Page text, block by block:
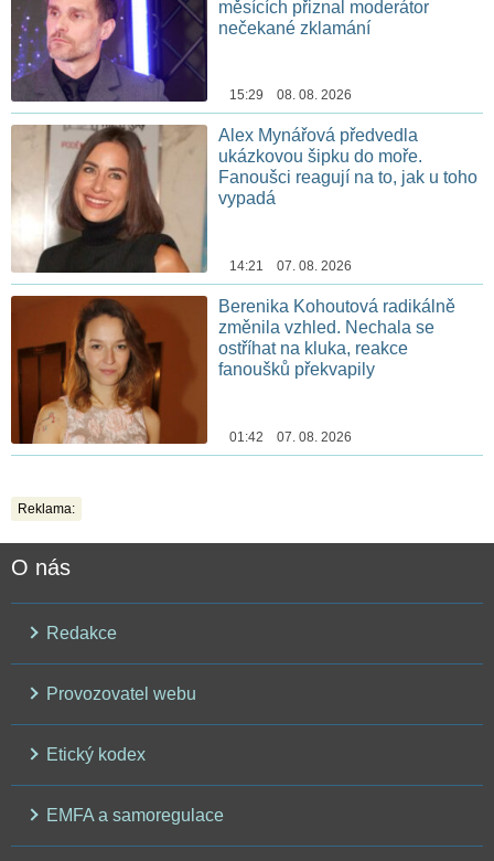
měsících přiznal moderátor
nečekané zklamání
15:29 08. 08. 2026
Alex Mynářová předvedla
ukázkovou šipku do moře.
Fanoušci reagují na to, jak u toho
vypadá
14:21 07. 08. 2026
Berenika Kohoutová radikálně
změnila vzhled. Nechala se
ostříhat na kluka, reakce
fanoušků překvapily
01:42 07. 08. 2026
Reklama:
O nás
Redakce
Provozovatel webu
Etický kodex
EMFA a samoregulace